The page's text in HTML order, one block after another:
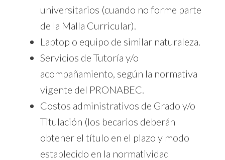
universitarios (cuando no forme parte
de la Malla Curricular).
Laptop o equipo de similar naturaleza.
Servicios de Tutoría y/o
acompañamiento, según la normativa
vigente del PRONABEC.
Costos administrativos de Grado y/o
Titulación (los becarios deberán
obtener el título en el plazo y modo
establecido en la normatividad